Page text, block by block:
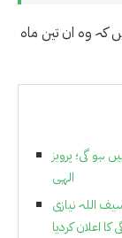
کہ وہ ان تین ماہ
ہو گی؛ پرویز
الہی
اللہ نیازی
اعلان کردیا